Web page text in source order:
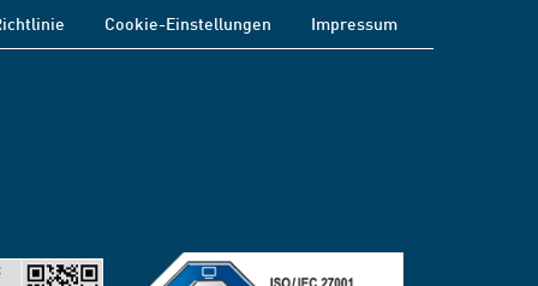
Cookie-Einstellungen Impressum